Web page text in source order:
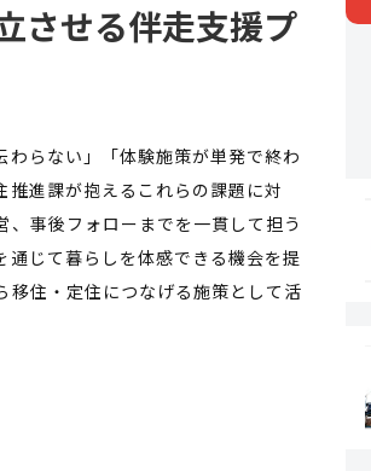
させる伴走支援プ
らない」「体験施策が単発で終わ
進課が抱えるこれらの課題に対
事後フォローまでを一貫して担う
じて暮らしを体感できる機会を提
住・定住につなげる施策として活